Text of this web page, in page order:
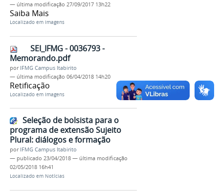
— última modificação 27/09/2017 13h22
Saiba Mais
Localizado em Imagens
SEI_IFMG - 0036793 -
Memorando.pdf
por IFMG Campus Itabirito
— última modificação 06/04/2018 14h20
Retificação
Localizado em Imagens
Seleção de bolsista para o
programa de extensão Sujeito
Plural: diálogos e formação
por IFMG Campus Itabirito
— publicado 23/04/2018 — última modificação
02/05/2018 16h41
Localizado em Notícias